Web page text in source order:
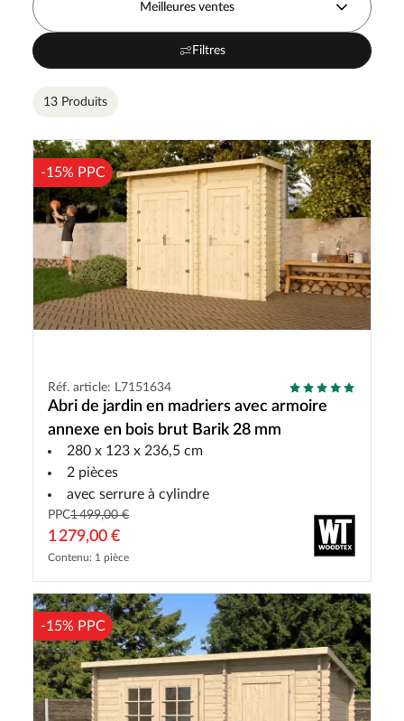
Meilleures ventes
Filtres
13 Produits
-15% PPC
Réf. article: L7151634
Abri de jardin en madriers avec armoire
annexe en bois brut Barik 28 mm
280 x 123 x 236,5 cm
2 pièces
avec serrure à cylindre
PPC1 499,00 €
1 279,00 €
Contenu: 1 pièce
-15% PPC